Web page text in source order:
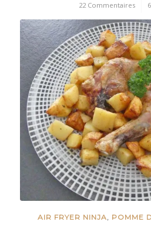
22 Commentaires
/
AIR FRYER NINJA, POMME